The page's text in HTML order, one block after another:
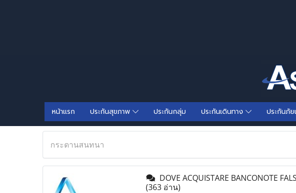
หน้าแรก ประกันสุขภาพ ประกันกลุ่ม ประกันเดินทาง ประกันภั
กระดานสนทนา
DOVE ACQUISTARE BANCONOTE
(363 อ่าน)